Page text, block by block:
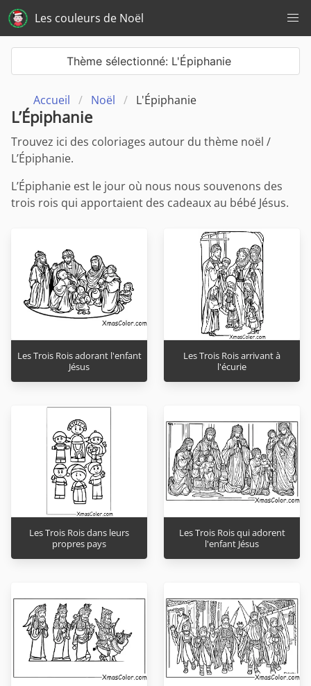
Les couleurs de Noël
Accueil Noël L'Épiphanie
Thème sélectionné: L'Épiphanie
L’Épiphanie
Trouvez ici des coloriages autour du thème noël /
L’Épiphanie.
L’Épiphanie est le jour où nous nous souvenons des
trois rois qui apportaient des cadeaux au bébé Jésus.
Les Trois Rois adorant l'enfant
Jésus
Les Trois Rois arrivant à
l'écurie
Les Trois Rois dans leurs
propres pays
Les Trois Rois qui adorent
l'enfant Jésus